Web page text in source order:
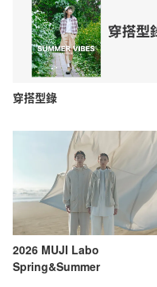
穿搭型錄
2026 MUJI Labo
Spring&Summer